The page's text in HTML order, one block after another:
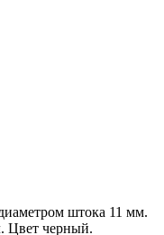
штока 11 мм.
Цвет черный.